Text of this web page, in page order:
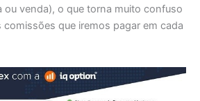
ou venda), o que torna muito confuso
comissões que iremos pagar em cada